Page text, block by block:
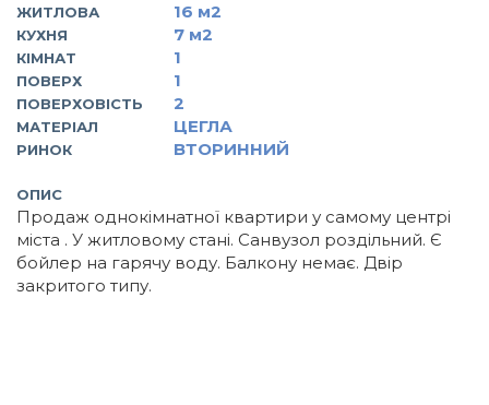
ЖИТЛОВА 16 м2
КУХНЯ 7 м2
КІМНАТ 1
ПОВЕРХ 1
ПОВЕРХОВІСТЬ 2
МАТЕРІАЛ ЦЕГЛА
РИНОК ВТОРИННИЙ
ОПИС
Продаж однокімнатної квартири у самому центрі
міста . У житловому стані. Санвузол роздільний. Є
бойлер на гарячу воду. Балкону немає. Двір
закритого типу.